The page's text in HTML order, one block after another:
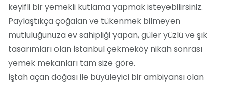
keyifli bir yemekli kutlama yapmak isteyebilirsiniz.
Paylaştıkça çoğalan ve tükenmek bilmeyen
mutluluğunuza ev sahipliği yapan, güler yüzlü ve şık
tasarımları olan İstanbul çekmeköy nikah sonrası
yemek mekanları tam size göre.
İştah açan doğası ile büyüleyici bir ambiyansı olan